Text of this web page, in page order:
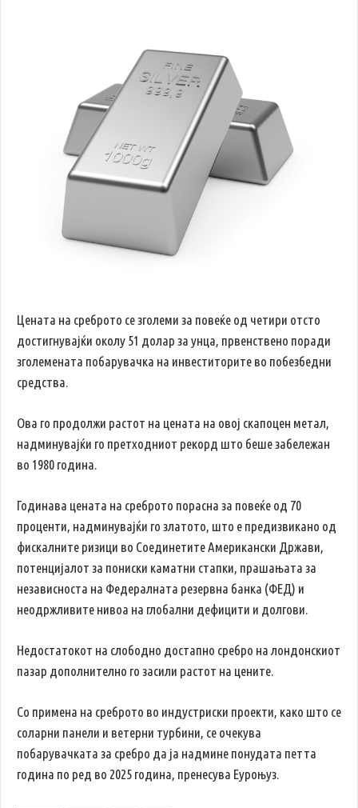
Цената на среброто се зголеми за повеќе од четири отсто
достигнувајќи околу 51 долар за унца, првенствено поради
зголемената побарувачка на инвеститорите во побезбедни
средства.
Ова го продолжи растот на цената на овој скапоцен метал,
надминувајќи го претходниот рекорд што беше забележан
во 1980 година.
Годинава цената на среброто порасна за повеќе од 70
проценти, надминувајќи го златото, што е предизвикано од
фискалните ризици во Соединетите Американски Држави,
потенцијалот за пониски каматни стапки, прашањата за
независноста на Федералната резервна банка (ФЕД) и
неодржливите нивоа на глобални дефицити и долгови.
Недостатокот на слободно достапно сребро на лондонскиот
пазар дополнително го засили растот на цените.
Со примена на среброто во индустриски проекти, како што се
соларни панели и ветерни турбини, се очекува
побарувачката за сребро да ја надмине понудата петта
година по ред во 2025 година, пренесува Еуроњуз.